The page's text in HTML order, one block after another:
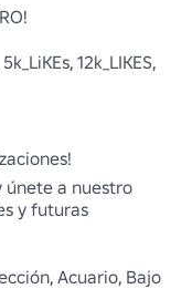
12k_LIKES,
únete a nuestro
y futuras
Acuario, Bajo